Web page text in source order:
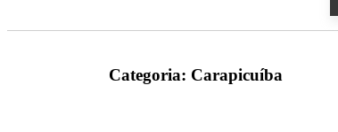
Categoria: Carapicuíba